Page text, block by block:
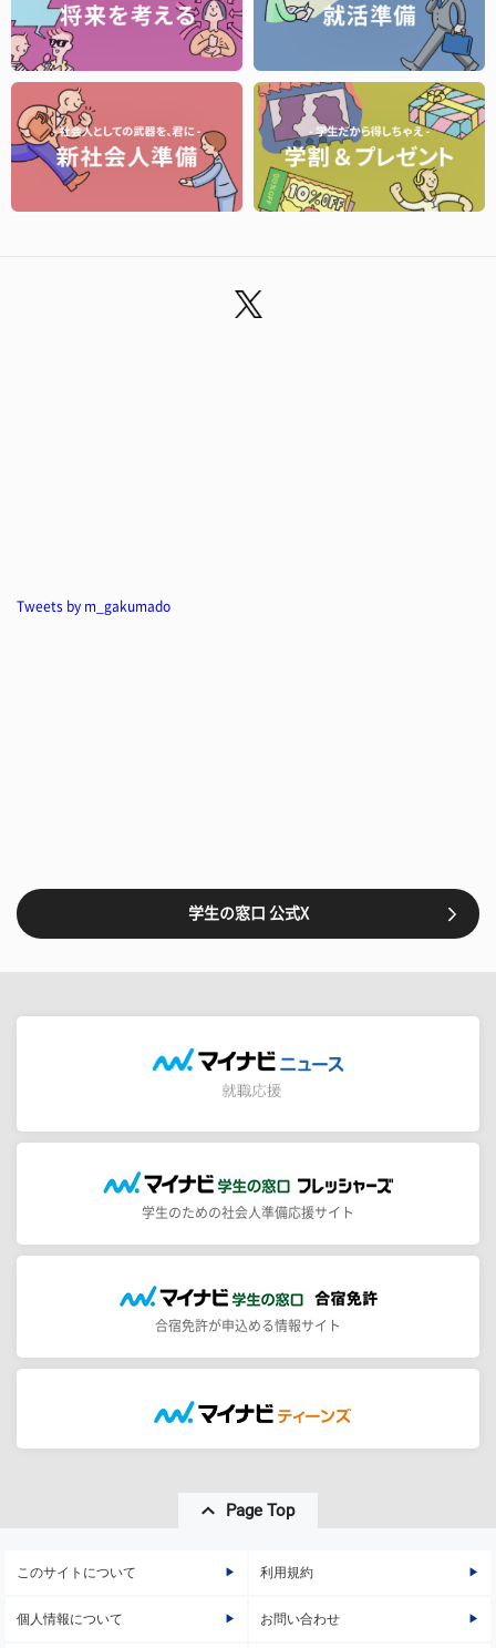
Tweets by m_gakumado
学生の窓口 公式X
学生のための社会人準備応援サイト
合宿免許が申込める情報サイト
Page Top
このサイトについて 利用規約
個人情報について お問い合わせ